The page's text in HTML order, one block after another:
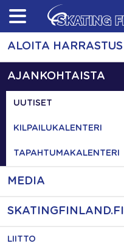
Skip
content
ALOITA HARRASTUS
AJANKOHTAISTA
UUTISET
KILPAILUKALENTERI
TAPAHTUMAKALENTERI
MEDIA
SKATINGFINLAND.FI
LIITTO